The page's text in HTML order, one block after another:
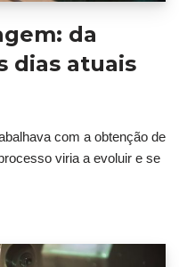
da
dias atuais
com a obtenção de
viria a evoluir e se